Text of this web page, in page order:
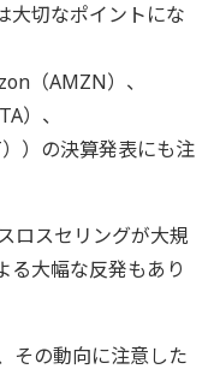
大切なポイントにな
（AMZN）、
）、
）の決算発表にも注
ロスセリングが大規
る大幅な反発もあり
その動向に注意した